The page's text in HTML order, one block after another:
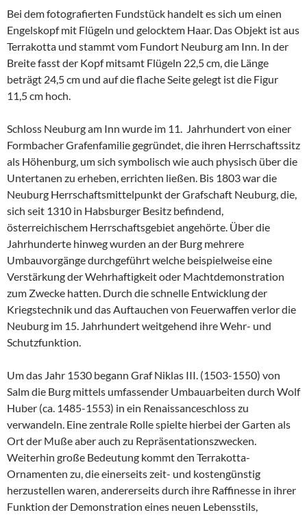
Bei dem fotografierten Fundstück handelt es sich um einen
Engelskopf mit Flügeln und gelocktem Haar. Das Objekt ist aus
Terrakotta und stammt vom Fundort Neuburg am Inn. In der
Breite fasst der Kopf mitsamt Flügeln 22,5 cm, die Länge
beträgt 24,5 cm und auf die flache Seite gelegt ist die Figur
11,5 cm hoch.
Schloss Neuburg am Inn wurde im 11. Jahrhundert von einer
Formbacher Grafenfamilie gegründet, die ihren Herrschaftssitz
als Höhenburg, um sich symbolisch wie auch physisch über die
Untertanen zu erheben, errichten ließen. Bis 1803 war die
Neuburg Herrschaftsmittelpunkt der Grafschaft Neuburg, die,
sich seit 1310 in Habsburger Besitz befindend,
österreichischem Herrschaftsgebiet angehörte. Über die
Jahrhunderte hinweg wurden an der Burg mehrere
Umbauvorgänge durchgeführt welche beispielweise eine
Verstärkung der Wehrhaftigkeit oder Machtdemonstration
zum Zwecke hatten. Durch die schnelle Entwicklung der
Kriegstechnik und das Auftauchen von Feuerwaffen verlor die
Neuburg im 15. Jahrhundert weitgehend ihre Wehr- und
Schutzfunktion.
Um das Jahr 1530 begann Graf Niklas III. (1503-1550) von
Salm die Burg mittels umfassender Umbauarbeiten durch Wolf
Huber (ca. 1485-1553) in ein Renaissanceschloss zu
verwandeln. Eine zentrale Rolle spielte hierbei der Garten als
Ort der Muße aber auch zu Repräsentationszwecken.
Weiterhin große Bedeutung kommt den Terrakotta-
Ornamenten zu, die einerseits zeit- und kostengünstig
herzustellen waren, andererseits durch ihre Raffinesse in ihrer
Funktion der Demonstration eines neuen Lebensstils,